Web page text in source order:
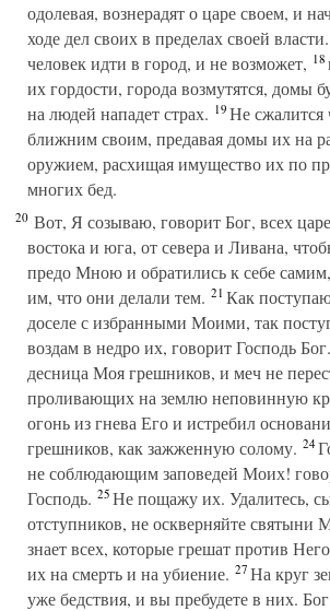
одолевая, вознерадят о царе своем, и
ходе дел своих в пределах своей власти.
человек идти в город, и не возможет, 18
их гордости, города возмутятся, домы
на людей нападет страх. 19Не сжалится
ближним своим, предавая домы их на
оружием, расхищая имущество их по
многих бед.
20 Вот, Я созываю, говорит Бог, всех
востока и юга, от севера и Ливана,
предо Мною и обратились к себе
им, что они делали тем. 21Как
доселе с избранными Моими, так
воздам в недро их, говорит Господь Бог.
десница Моя грешников, и меч не
проливающих на землю неповинную
огонь из гнева Его и истребил
грешников, как зажженную солому. 24
не соблюдающим заповедей Моих!
Господь. 25Не пощажу их. Удалитесь,
отступников, не оскверняйте святыни
знает всех, которые грешат против
их на смерть и на убиение. 27На круг
уже бедствия, и вы пребудете в них.